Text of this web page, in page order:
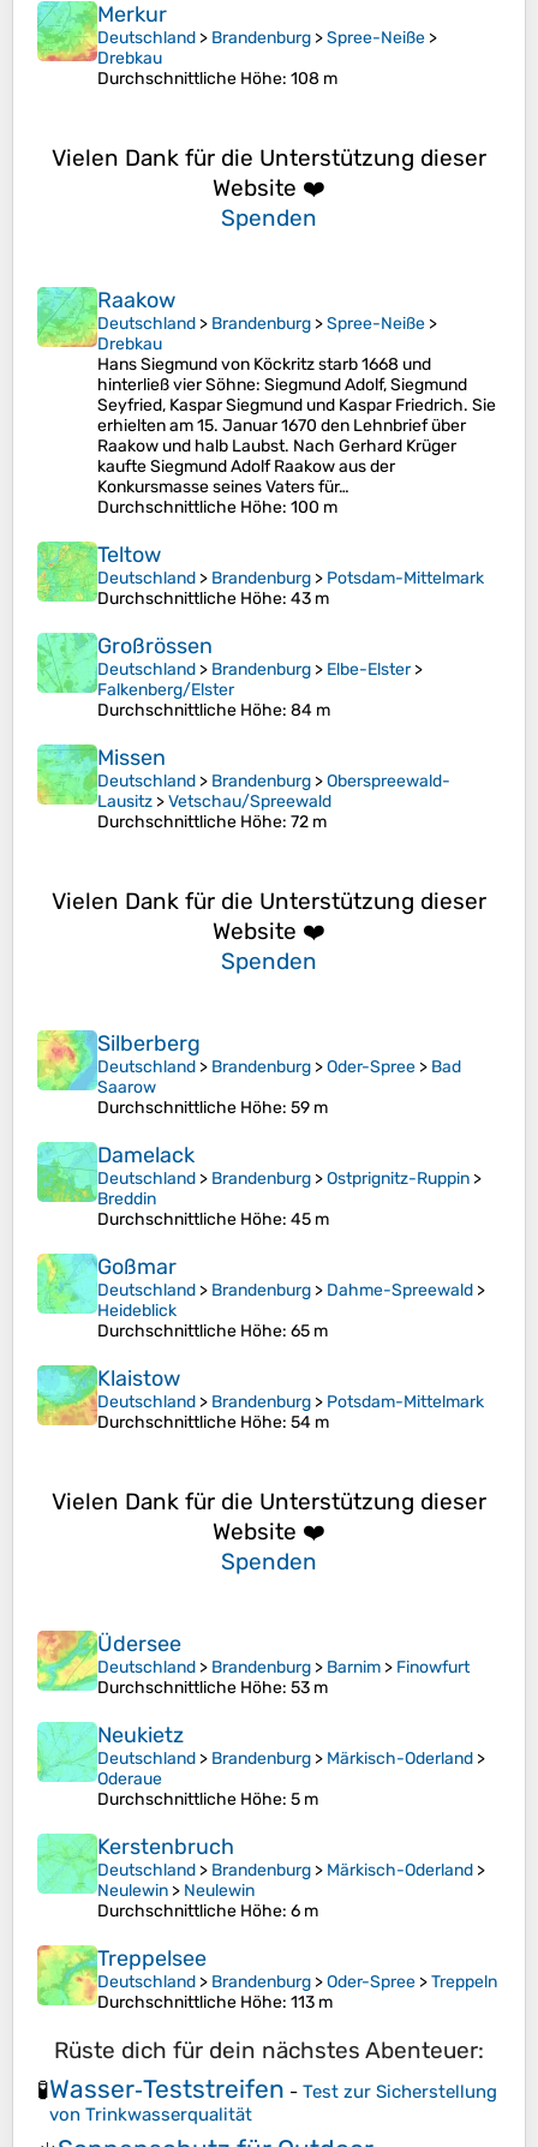
Merkur
Deutschland > Brandenburg >Spree-Neiße >
Drebkau
Durchschnittliche Höhe: 108 m
Vielen Dank für die Unterstützung dieser
Website ❤️
Spenden
Raakow
Deutschland > Brandenburg >Spree-Neiße >
Drebkau
Hans Siegmund von Köckritz starb 1668 und
hinterließ vier Söhne: Siegmund Adolf, Siegmund
Seyfried, Kaspar Siegmund und Kaspar Friedrich. Sie
erhielten am 15. Januar 1670 den Lehnbrief über
Raakow und halb Laubst. Nach Gerhard Krüger
kaufte Siegmund Adolf Raakow aus der
Konkursmasse seines Vaters für…
Durchschnittliche Höhe: 100 m
Teltow
Deutschland > Brandenburg > Potsdam-Mittelmark
Durchschnittliche Höhe: 43 m
Großrössen
Deutschland > Brandenburg > Elbe-Elster>
Falkenberg/Elster
Durchschnittliche Höhe: 84 m
Missen
Deutschland > Brandenburg >Oberspreewald-
Lausitz >Vetschau/Spreewald
Durchschnittliche Höhe: 72 m
Vielen Dank für die Unterstützung dieser
Website ❤️
Spenden
Silberberg
Deutschland > Brandenburg >Oder-Spree > Bad
Saarow
Durchschnittliche Höhe: 59 m
Damelack
Deutschland > Brandenburg >Ostprignitz-Ruppin >
Breddin
Durchschnittliche Höhe: 45 m
Goßmar
Deutschland > Brandenburg > Dahme-Spreewald >
Heideblick
Durchschnittliche Höhe: 65 m
Klaistow
Deutschland > Brandenburg > Potsdam-Mittelmark
Durchschnittliche Höhe: 54 m
Vielen Dank für die Unterstützung dieser
Website ❤️
Spenden
Üdersee
Deutschland > Brandenburg > Barnim > Finowfurt
Durchschnittliche Höhe: 53 m
Neukietz
Deutschland > Brandenburg > Märkisch-Oderland >
Oderaue
Durchschnittliche Höhe: 5 m
Kerstenbruch
Deutschland > Brandenburg > Märkisch-Oderland >
Neulewin > Neulewin
Durchschnittliche Höhe: 6 m
Treppelsee
Deutschland > Brandenburg >Oder-Spree >Treppeln
Durchschnittliche Höhe: 113 m
Rüste dich für dein nächstes Abenteuer:
🧪Wasser‑Teststreifen - Test zur Sicherstellung
von Trinkwasserqualität